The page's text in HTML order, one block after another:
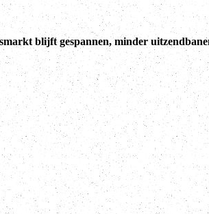
blijft gespannen, minder